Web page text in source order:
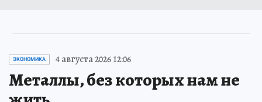
ЭКОНОМИКА 4 августа 2026 12:06
Металлы, без которых нам не